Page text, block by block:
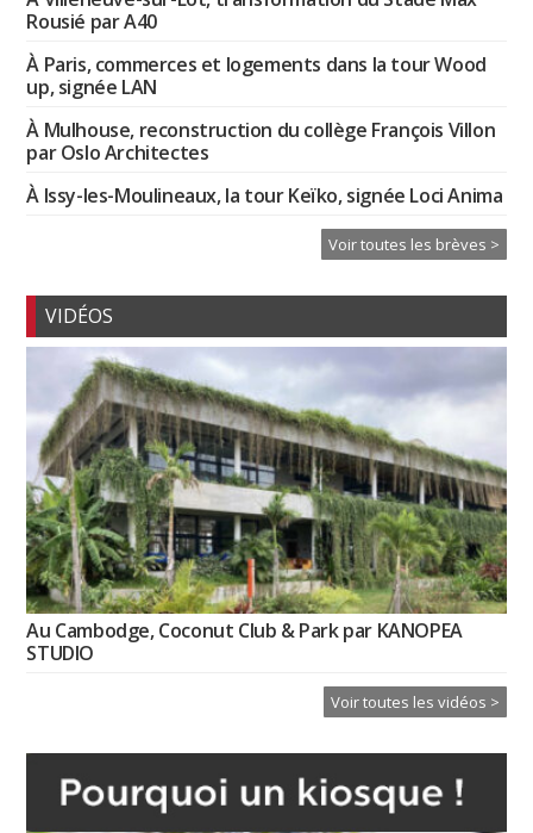
Rousié par A40
À Paris, commerces et logements dans la tour Wood
up, signée LAN
À Mulhouse, reconstruction du collège François Villon
par Oslo Architectes
À Issy-les-Moulineaux, la tour Keïko, signée Loci Anima
Voir toutes les brèves >
VIDÉOS
Au Cambodge, Coconut Club & Park par KANOPEA
STUDIO
Voir toutes les vidéos >